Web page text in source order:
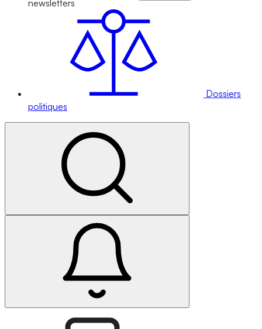
newsletters
Dossiers
politiques